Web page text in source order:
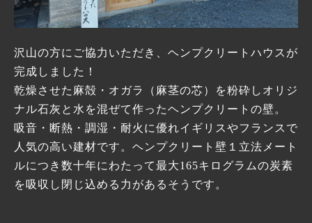
沢山の方にご協力いただき、ヘンプクリートハウスが
完成しました！
乾燥させた麻殻・オガラ（麻茎の芯）を粉砕しオリジ
ナル石灰と水を混ぜて作ったヘンプクリートの壁。
吸音・断熱・調湿・耐火に優れイギリスやフランスで
人気の高い建材です。ヘンプクリート壁１立法メート
ルにつき数十年にわたって最大165キログラムの炭素
を吸収し閉じ込める力があるそうです。